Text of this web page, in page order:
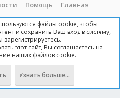
Помощь Главная
Все права защищены. При
ссылка обязательна!
файлы cookie, чтобы
и сохранить Ваш вход в систему,
зарегистрируетесь.
этот сайт, Вы соглашаетесь на
наших файлов cookie.
Узнать больше…